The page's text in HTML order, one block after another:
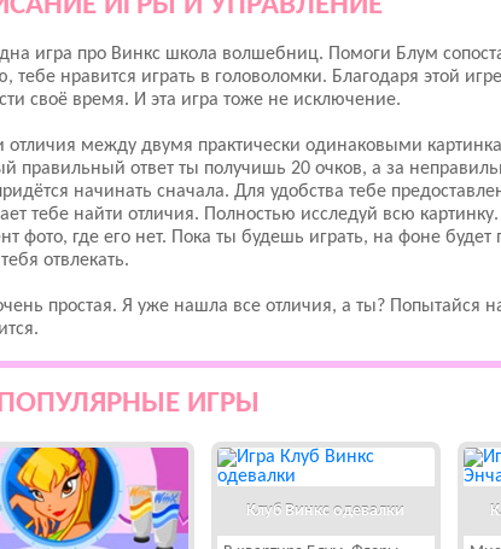
игра про Винкс школа волшебниц. Помоги Блум
тебе нравится играть в головоломки. Благодаря этой
своё время. И эта игра тоже не исключение.
отличия между двумя практически одинаковыми
правильный ответ ты получишь 20 очков, а за
начинать сначала. Для удобства тебе
тебе найти отличия. Полностью исследуй всю
фото, где его нет. Пока ты будешь играть, на фоне
отвлекать.
простая. Я уже нашла все отличия, а ты? Попытайся
ИГРЫ
Клуб Винкс одевалки